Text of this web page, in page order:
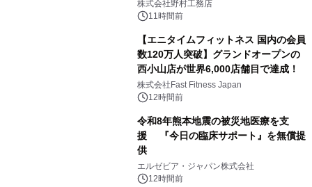
株式会社野村工務店
11時間前
【エニタイムフィットネス 国内の会員
数120万人突破】グランドオープンの
西小山店が世界6,000店舗目で達成！
株式会社Fast Fitness Japan
12時間前
令和8年熊本地震の被災地医療を支
援 『今日の臨床サポート』を無償提
供
エルゼビア・ジャパン株式会社
12時間前